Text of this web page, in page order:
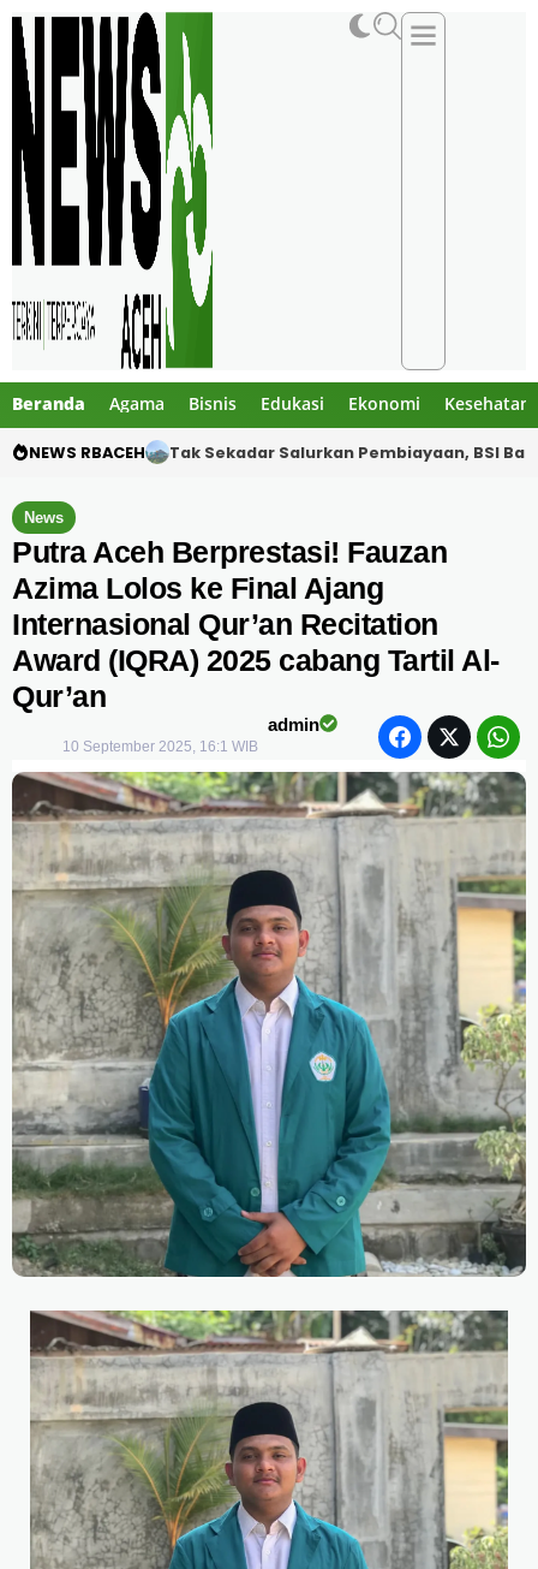
Beranda Agama Bisnis Edukasi Ekonomi Kesehatan
NEWS RBACEH Motor Pelajar Hilang di Goa Jepang
News
Putra Aceh Berprestasi! Fauzan
Azima Lolos ke Final Ajang
Internasional Qur’an Recitation
Award (IQRA) 2025 cabang Tartil Al-
Qur’an
admin
10 September 2025, 16:1 WIB